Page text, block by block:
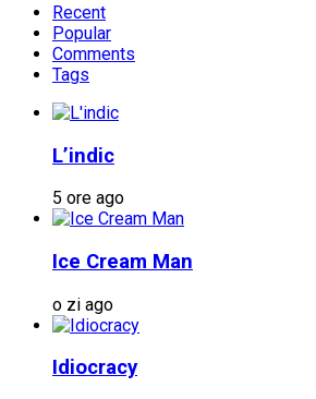
Recent
Popular
Comments
Tags
L’indic
5 ore ago
Ice Cream Man
o zi ago
Idiocracy